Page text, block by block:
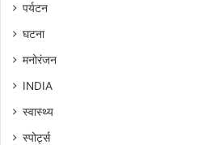
पर्यटन
घटना
मनोरंजन
INDIA
स्वास्थ्य
स्पोर्ट्स